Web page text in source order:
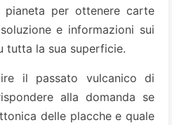
per ottenere carte
e informazioni sui
tutta la sua superficie.
il passato vulcanico di
alla domanda se
delle placche e quale